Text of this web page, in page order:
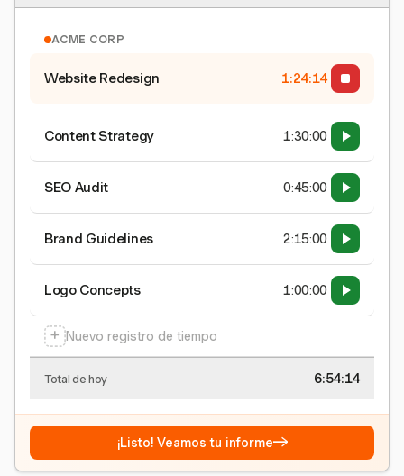
ACME CORP
Website Redesign 1:24:15
Content Strategy 1:30:00
SEO Audit 0:45:00
Brand Guidelines 2:15:00
Logo Concepts 1:00:00
+ Nuevo registro de tiempo
Total de hoy 6:54:15
¡Listo! Veamos tu informe→